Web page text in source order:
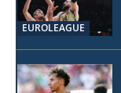
EUROLEAGUE